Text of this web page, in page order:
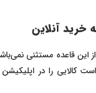
آنلاین
کالایی را در